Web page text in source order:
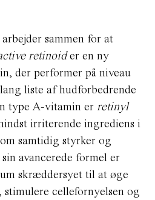
sammen for at
retinoider en ny
der performer på niveau
liste af hudforbedrende
type A-vitamin er retinyl
irriterende ingrediens i
samtidig styrker og
avancerede formel er
skræddersyet til at øge
cellefornyelsen og